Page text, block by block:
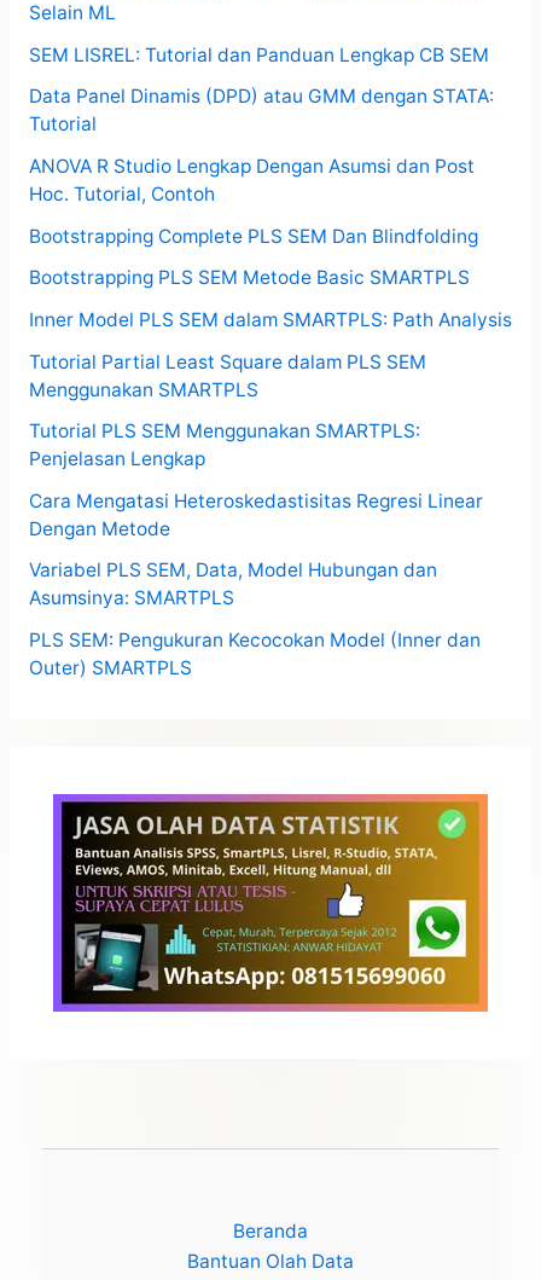
Selain ML
SEM LISREL: Tutorial dan Panduan Lengkap CB SEM
Data Panel Dinamis (DPD) atau GMM dengan STATA:
Tutorial
ANOVA R Studio Lengkap Dengan Asumsi dan Post
Hoc. Tutorial, Contoh
Bootstrapping Complete PLS SEM Dan Blindfolding
Bootstrapping PLS SEM Metode Basic SMARTPLS
Inner Model PLS SEM dalam SMARTPLS: Path Analysis
Tutorial Partial Least Square dalam PLS SEM
Menggunakan SMARTPLS
Tutorial PLS SEM Menggunakan SMARTPLS:
Penjelasan Lengkap
Cara Mengatasi Heteroskedastisitas Regresi Linear
Dengan Metode
Variabel PLS SEM, Data, Model Hubungan dan
Asumsinya: SMARTPLS
PLS SEM: Pengukuran Kecocokan Model (Inner dan
Outer) SMARTPLS
Beranda
Bantuan Olah Data